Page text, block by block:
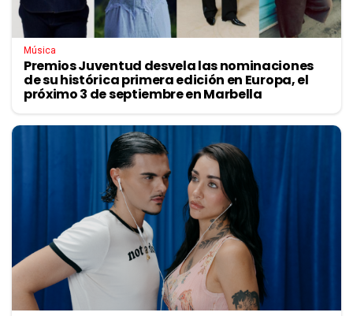
Música
Premios Juventud desvela las nominaciones
de su histórica primera edición en Europa, el
próximo 3 de septiembre en Marbella